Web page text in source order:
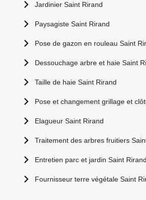
Jardinier Saint Rirand
Paysagiste Saint Rirand
Pose de gazon en rouleau Saint
Dessouchage arbre et haie Saint
Taille de haie Saint Rirand
Pose et changement grillage et
Elagueur Saint Rirand
Traitement des arbres fruitiers
Entretien parc et jardin Saint Rirand
Fournisseur terre végétale Saint